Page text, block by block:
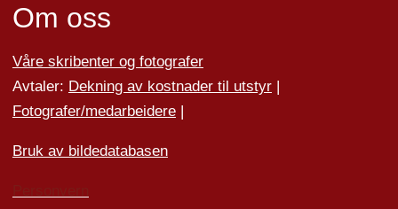
Om oss
Våre skribenter og fotografer
Avtaler: Dekning av kostnader til utstyr|
Fotografer/medarbeidere|
Bruk av bildedatabasen